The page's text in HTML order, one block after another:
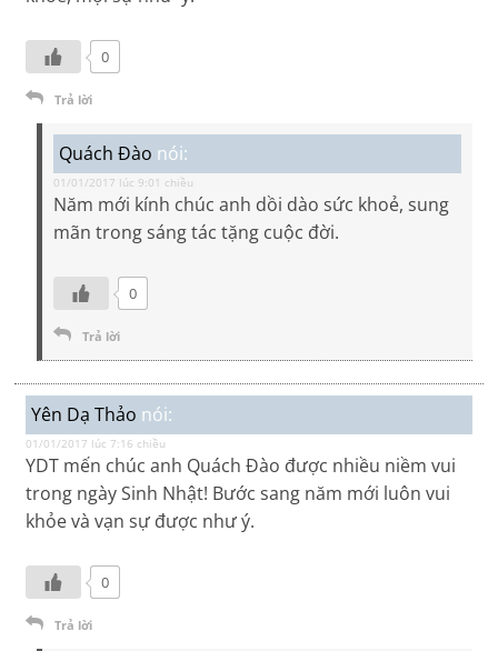
0
Trả lời
Quách Đào nói:
01/01/2017 lúc 9:01 chiều
Năm mới kính chúc anh dồi dào sức khoẻ, sung
mãn trong sáng tác tặng cuộc đời.
0
Trả lời
Yên Dạ Thảo nói:
01/01/2017 lúc 7:16 chiều
YDT mến chúc anh Quách Đào được nhiều niềm vui
trong ngày Sinh Nhật! Bước sang năm mới luôn vui
khỏe và vạn sự được như ý.
0
Trả lời